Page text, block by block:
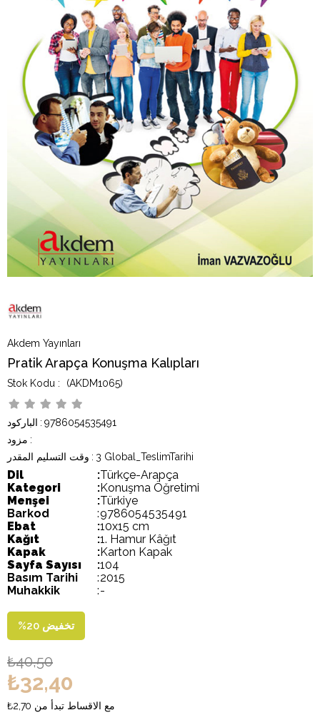
Akdem Yayınları
Pratik Arapça Konuşma Kalıpları
(AKDM1065)
الباركود : 9786054535491
مزود :
وقت التسليم المقدر : 3 Global_TeslimTarihi
Dil :Türkçe-Arapça
Kategori
:Konuşma Öğretimi
Menşei
:Türkiye
Barkod
:9786054535491
Ebat
:10x15 cm
Kağıt
:1. Hamur Kâğıt
Kapak
:Karton Kapak
Sayfa Sayısı
:104
Basım Tarihi
:2015
Muhakkik
:-
%20 تخفيض
₺40,50
₺32,40
₺2,70 مع الاقساط تبدأ من